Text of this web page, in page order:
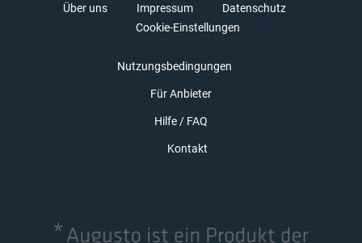
Über uns Impressum
Datenschutz
Cookie-Einstellungen
Nutzungsbedingungen
Für Anbieter
Hilfe / FAQ
Kontakt